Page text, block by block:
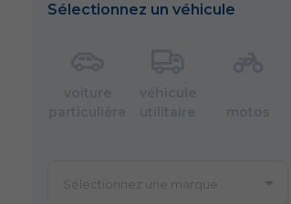
Sélectionnez un véhicule